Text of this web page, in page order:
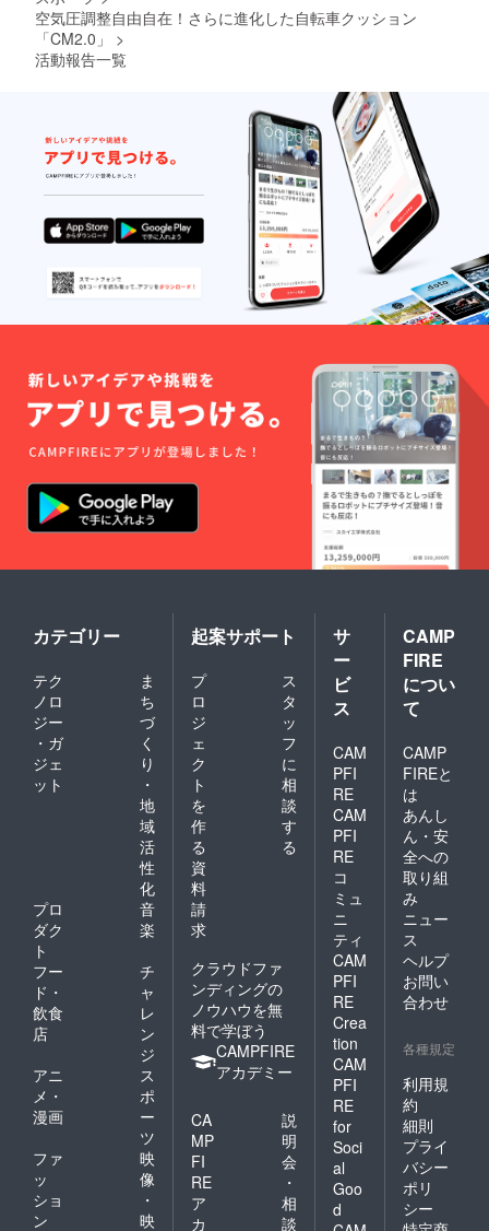
ず活動
しま
す。
空気圧調整自由自在！さらに進化した自転車クッション
「CM2.0」
>
活動報告一覧
カテゴリー
テク
ノロ
ジー
・ガ
ジェ
ット
ま
ち
づ
く
り
・
地
域
活
性
化
プロ
ダク
ト
音
楽
フー
ド・
飲食
店
チ
ャ
レ
ン
ジ
アニ
メ・
漫画
ス
ポ
ー
ツ
ファ
ッ
ショ
ン
映
像
・
映
起案サポート
プ
ロ
ジ
ェ
ク
ト
を
作
る
ス
タ
ッ
フ
に
相
談
す
る
資
料
請
求
クラウドファ
ンディングの
ノウハウを無
料で学ぼう
CAMPFIRE
アカデミー
CA
MP
FI
RE
ア
カ
説
明
会
・
相
談
サ
ー
ビ
ス
CAM
PFI
RE
CAM
PFI
RE
コ
ミュ
ニ
ティ
CAM
PFI
RE
Crea
tion
CAM
PFI
RE
for
Soci
al
Goo
d
CAMP
FIRE
につい
て
CAMP
FIREと
は
あんし
ん・安
全への
取り組
み
ニュー
ス
ヘルプ
お問い
合わせ
各種規定
利用規
約
細則
プライ
バシー
ポリ
シー